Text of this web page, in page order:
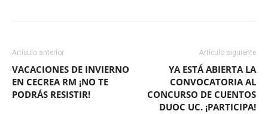
Artículo anterior
VACACIONES DE INVIERNO
EN CECREA RM ¡NO TE
PODRÁS RESISTIR!
Artículo siguiente
YA ESTÁ ABIERTA LA
CONVOCATORIA AL
CONCURSO DE CUENTOS
DUOC UC. ¡PARTICIPA!